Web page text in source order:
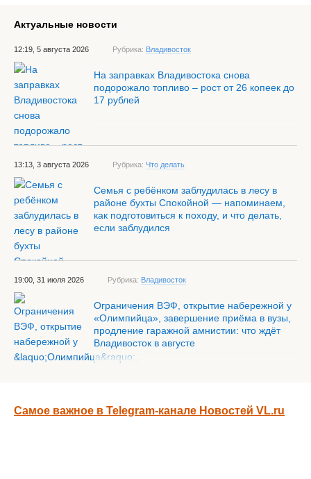
Актуальные новости
12:19, 5 августа 2026 Рубрика: Владивосток
На заправках Владивостока снова
подорожало топливо – рост от 26 копеек до
17 рублей
13:13, 3 августа 2026 Рубрика: Что делать
Семья с ребёнком заблудилась в лесу в
районе бухты Спокойной — напоминаем,
как подготовиться к походу, и что делать,
если заблудился
19:00, 31 июля 2026 Рубрика: Владивосток
Ограничения ВЭФ, открытие набережной у
«Олимпийца», завершение приёма в вузы,
продление гаражной амнистии: что ждёт
Владивосток в августе
Самое важное в Telegram-канале Новостей VL.ru